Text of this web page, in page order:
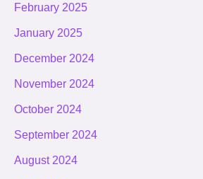
February 2025
January 2025
December 2024
November 2024
October 2024
September 2024
August 2024